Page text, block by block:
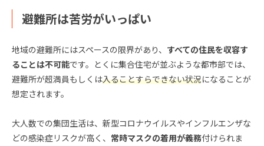
避難所は苦労がいっぱい
地域の避難所にはスペースの限界があり、 すべての住民を収容す
ることは不可能です。とくに集合住宅が並ぶような都市部では、
避難所が超満員もしくは入ることすらできない状況になることが
想定されます。
大人数での集団生活は、新型コロナウイルスやインフルエンザな
どの感染症リスクが高く、 常時マスクの着用が義務付けられま